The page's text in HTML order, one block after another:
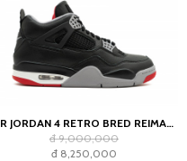
AIR JORDAN 4 RETRO BRED REIMAGINED
đ 9,000,000
đ 8,250,000